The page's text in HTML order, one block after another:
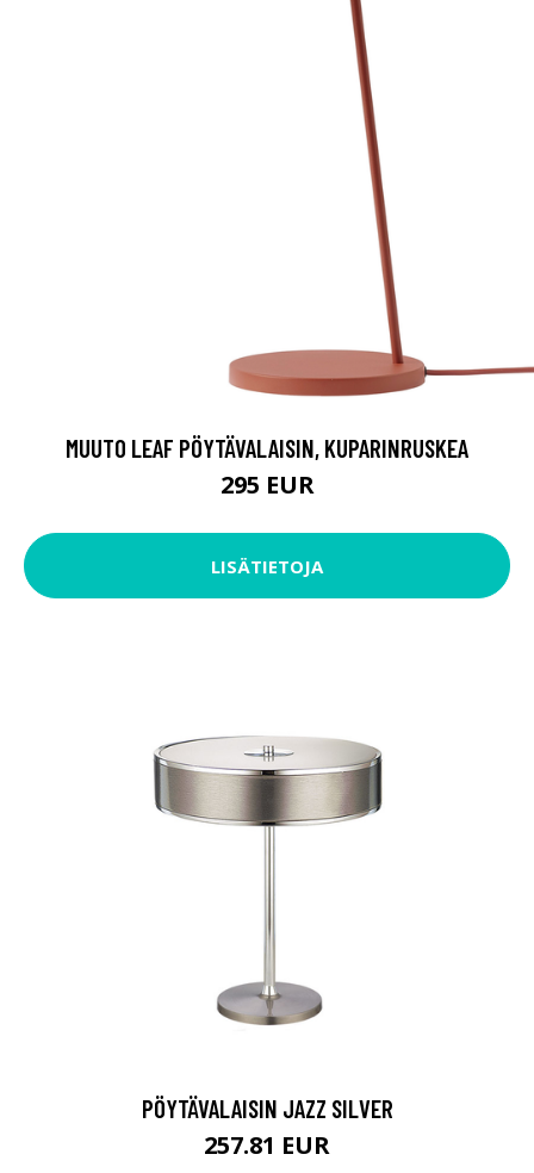
MUUTO LEAF PÖYTÄVALAISIN, KUPARINRUSKEA
295 EUR
LISÄTIETOJA
PÖYTÄVALAISIN JAZZ SILVER
257.81 EUR